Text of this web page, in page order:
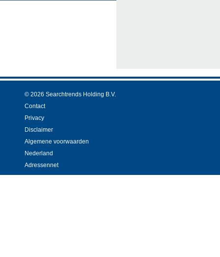
© 2026 Searchtrends Holding B.V.
Contact
Privacy
Disclaimer
Algemene voorwaarden
Nederland
Adressennet